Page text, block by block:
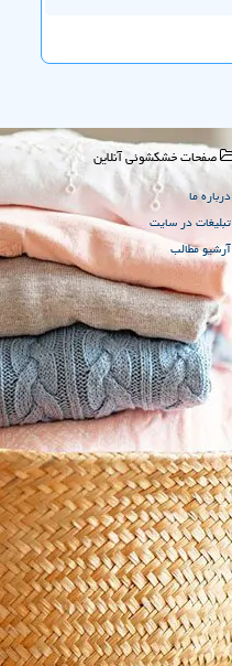
صفحات خشكشوئی آنلاین
درباره ما
تبلیغات در سایت
آرشیو مطالب